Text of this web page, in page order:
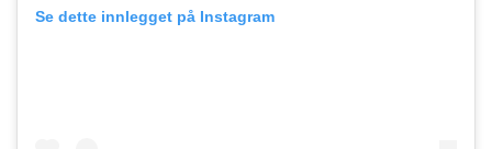
Se dette innlegget på Instagram